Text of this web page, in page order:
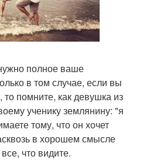
полное ваше
в том случае, если вы
помните, как девушка из
ученику землянину: "я
тому, что он хочет
в хорошем смысле
что видите.